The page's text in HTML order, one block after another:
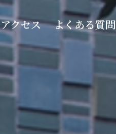
アクセス よくある質問